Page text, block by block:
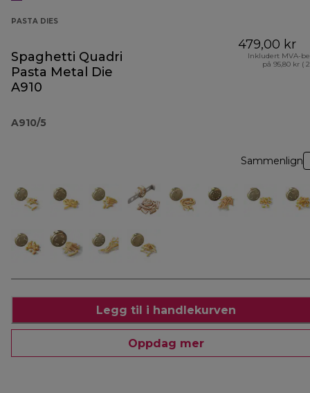
PASTA DIES
Spaghetti Quadri
Pasta Metal Die
A910
A910/5
479,00 kr
Inkludert MVA-
på 95,80 kr (
Sammenlign
Legg til i handlekurven
Oppdag mer